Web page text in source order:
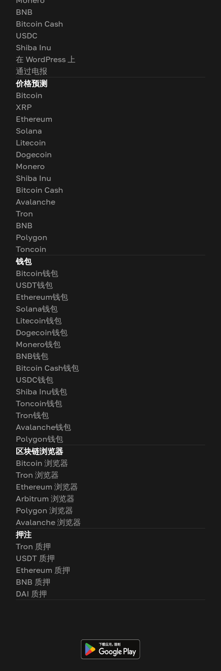
BNB
Bitcoin Cash
USDC
Shiba Inu
在 WordPress 上
通过电报
价格预测
Bitcoin
XRP
Ethereum
Solana
Litecoin
Dogecoin
Monero
Shiba Inu
Bitcoin Cash
Avalanche
Tron
BNB
Polygon
Toncoin
钱包
Bitcoin钱包
USDT钱包
Ethereum钱包
Solana钱包
Litecoin钱包
Dogecoin钱包
Monero钱包
BNB钱包
Bitcoin Cash钱包
USDC钱包
Shiba Inu钱包
Toncoin钱包
Tron钱包
Avalanche钱包
Polygon钱包
区块链浏览器
Bitcoin 浏览器
Tron 浏览器
Ethereum 浏览器
Arbitrum 浏览器
Polygon 浏览器
Avalanche 浏览器
押注
Tron 质押
USDT 质押
Ethereum 质押
BNB 质押
DAI 质押